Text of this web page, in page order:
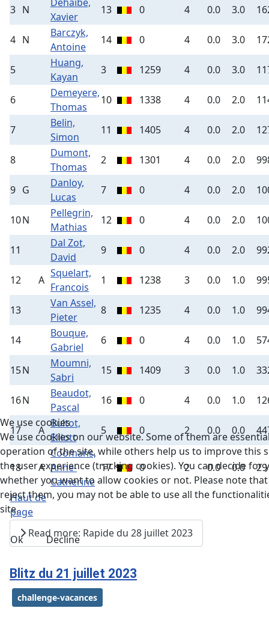
3 N
Xavier
13 0 4 0.0 3.0
4 N
Barczyk,
Antoine
14 0 4 0.0 3.0
5
Huang,
Kayan
3 1259 4 0.0 3.0
6
Demeyere,
Thomas
10 1338 4 0.0 2.0
7
Belin,
Simon
11 1405 4 0.0 2.0
8
Dumont,
Thomas
2 1301 4 0.0 2.0
9 G
Danloy,
Lucas
7 0 4 0.0 2.0
10N
Pellegrin,
Mathias
12 0 4 0.0 2.0
11
Dal Zot,
David
9 0 4 0.0 2.0
12 A
Squelart,
Francois
1 1238 3 0.0 1.0
13
Van Assel,
Pieter
8 1235 4 0.0 1.0
14
Bouque,
Gabriel
6 0 4 0.0 1.0
15N
Moumni,
Sabri
15 1409 3 0.0 1.0
16N
Beaudot,
Pascal
16 0 4 0.0 1.0
17 A
Bultot,
Elliott
5 0 2 0.0 0.0
18 A
Coomans,
Anne-
Catherine
17 0 2 0.0 0.0 29
Haut de
page
Read more: Rapide du 28 juillet 2023
Blitz du 21 juillet 2023
challenge-vacances
We use cookies
We use cookies on our website. Some of them are
operation of the site, while others help us to improve this
the user experience (tracking cookies). You can decide for
whether you want to allow cookies or not. Please note
reject them, you may not be able to use all the
site.
Ok Decline